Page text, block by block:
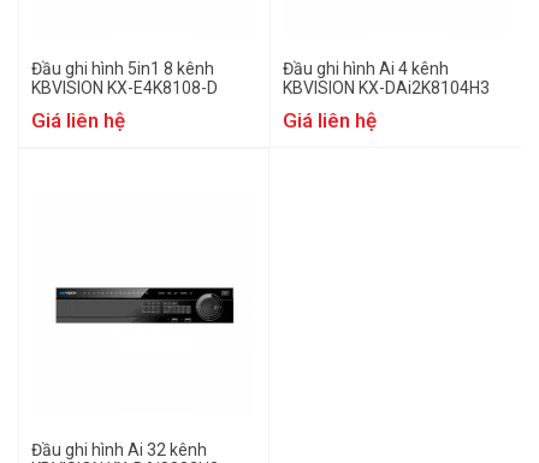
Đầu ghi hình 5in1 8 kênh
KBVISION KX-E4K8108-D
Giá liên hệ
Đầu ghi hình Ai 4 kênh
KBVISION KX-DAi2K8104H3
Giá liên hệ
Đầu ghi hình Ai 32 kênh